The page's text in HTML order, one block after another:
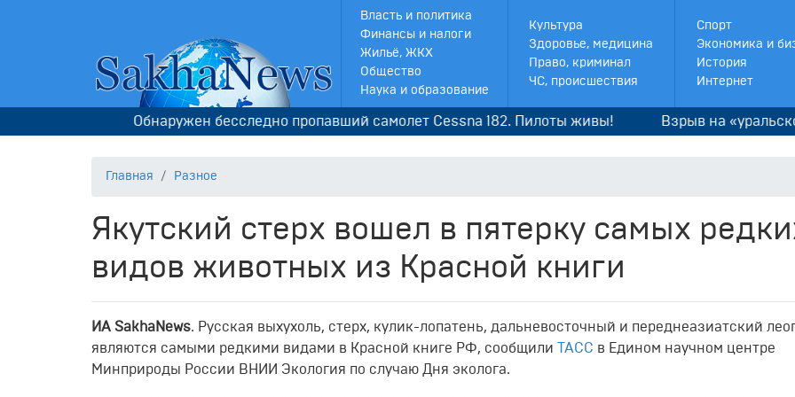
Власть и политика
Финансы и налоги
Жильё, ЖКХ
Общество
Наука и образование
Культура
Здоровье, медицина
Право, криминал
ЧС, происшествия
Спорт
Экономика и
История
Интернет
Обнаружен бесследно пропавший самолет Cessna 182. Пилоты живы! Взрыв на «уральской
Главная Разное
Якутский стерх вошел в пятерку самых
видов животных из Красной книги
ИА SakhaNews. Русская выхухоль, стерх, кулик-лопатень, дальневосточный и переднеазиатский
являются самыми редкими видами в Красной книге РФ, сообщили
ТАСС в Едином научном центре
Минприроды России ВНИИ Экология по случаю Дня эколога.